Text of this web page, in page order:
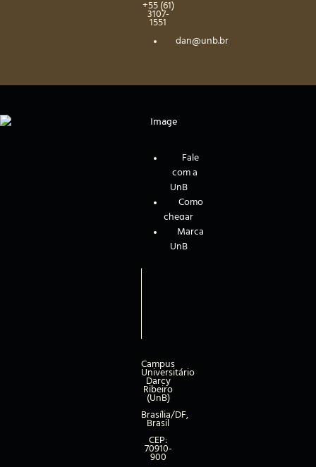
+55 (61)
3107-
1551
dan@unb.br
Fale
com a
UnB
Como
chegar
Marca
UnB
Campus
Universitário
Darcy
Ribeiro
(UnB)
Brasília/DF,
Brasil
CEP:
70910-
900